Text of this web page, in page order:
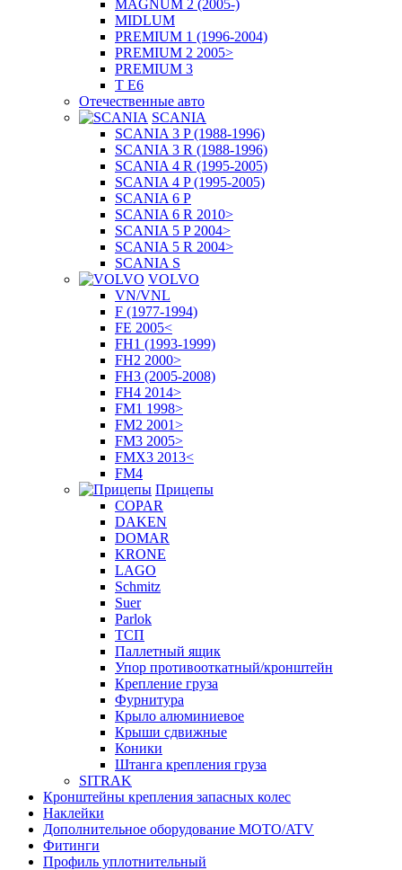
MAGNUM 2 (2005-)
MIDLUM
PREMIUM 1 (1996-2004)
PREMIUM 2 2005>
PREMIUM 3
T E6
Отечественные авто
SCANIA
SCANIA 3 P (1988-1996)
SCANIA 3 R (1988-1996)
SCANIA 4 R (1995-2005)
SCANIA 4 P (1995-2005)
SCANIA 6 P
SCANIA 6 R 2010>
SCANIA 5 P 2004>
SCANIA 5 R 2004>
SCANIA S
VOLVO
VN/VNL
F (1977-1994)
FE 2005<
FH1 (1993-1999)
FH2 2000>
FH3 (2005-2008)
FH4 2014>
FM1 1998>
FM2 2001>
FM3 2005>
FMX3 2013<
FM4
Прицепы
COPAR
DAKEN
DOMAR
KRONE
LAGO
Schmitz
Suer
Parlok
ТСП
Паллетный ящик
Упор противооткатный/кронштейн
Крепление груза
Фурнитура
Крыло алюминиевое
Крыши сдвижные
Коники
Штанга крепления груза
SITRAK
Кронштейны крепления запасных колес
Наклейки
Дополнительное оборудование MOTO/ATV
Фитинги
Профиль уплотнительный